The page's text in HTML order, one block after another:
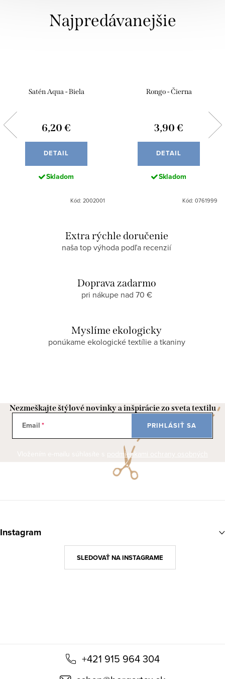
Najpredávanejšie
Satén Aqua - Biela
6,20 €
DETAIL
Skladom
Kód: 2002001
Rongo - Čierna
3,90 €
DETAIL
Skladom
Kód: 0761999
Extra rýchle doručenie
naša top výhoda podľa recenzií
Doprava zadarmo
pri nákupe nad 70 €
Myslíme ekologicky
ponúkame ekologické textílie a tkaniny
Nezmeškajte štýlové novinky a inšpirácie zo sveta textilu
Email
podmienkami ochrany osobných
údajov
PRIHLÁSIŤ SA
á
+421 915 964 304
Instagram
SLEDOVAŤ NA INSTAGRAME